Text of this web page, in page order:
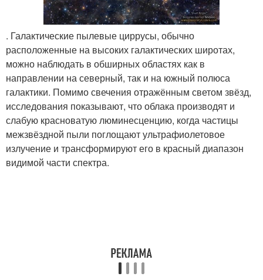
. Галактические пылевые циррусы, обычно
расположенные на высоких галактических широтах,
можно наблюдать в обширных областях как в
направлении на северный, так и на южный полюса
галактики. Помимо свечения отражённым светом звёзд,
исследования показывают, что облака производят и
слабую красноватую люминесценцию, когда частицы
межзвёздной пыли поглощают ультрафиолетовое
излучение и трансформируют его в красный диапазон
видимой части спектра.